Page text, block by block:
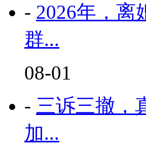
- 2026年，离
群...
08-01
- 三诉三撤，
加...